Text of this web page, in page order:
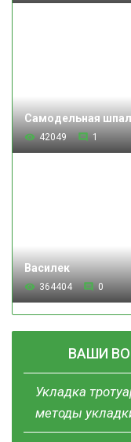
Самодельная
42049 1
Василек
364404 0
ВАШИ
Укладка
методы